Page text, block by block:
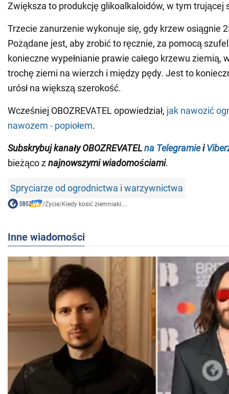
Zwiększa to produkcję glikoalkaloidów, w tym trującej
Trzecie zanurzenie wykonuje się, gdy krzew osiągnie
Pożądane jest, aby zrobić to ręcznie, za pomocą
konieczne wypełnianie prawie całego krzewu ziemią,
trochę ziemi na wierzch i między pędy. Jest to
urósł na większą szerokość.
Wcześniej OBOZREVATEL opowiedział, jak nawozić
nawozem - popiołem.
Subskrybuj kanały OBOZREVATELna Telegramiei
bieżąco znajnowszymi wiadomościami.
Spryciarze od ogrodnictwa i warzywnictwa
/Życie/Kiedy kosić ziemniaki:...
Inne wiadomości